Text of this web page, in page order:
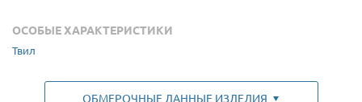
ОСОБЫЕ ХАРАКТЕРИСТИКИ
Твил
ОБМЕРОЧНЫЕ ДАННЫЕ ИЗДЕЛИЯ